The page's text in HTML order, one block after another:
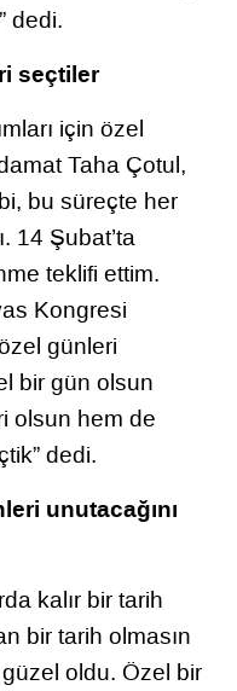
dedi.
seçtiler
için özel
Taha Çotul,
bu süreçte her
14 Şubat’ta
teklifi ettim.
Kongresi
günleri
bir gün olsun
olsun hem de
dedi.
unutacağını
kalır bir tarih
bir tarih olmasın
oldu. Özel bir